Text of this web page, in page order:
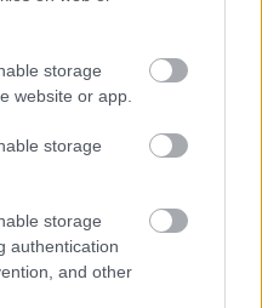
storage
website or app.
storage
storage
authentication
and other
idekeverni,
akkor máris
attól még lehet